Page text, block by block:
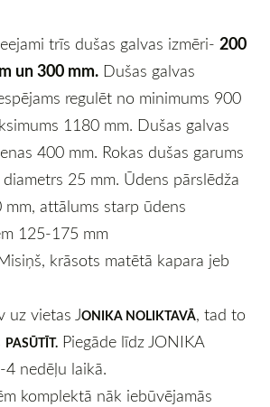
trīs dušas galvas izmēri- 200
un 300 mm. Dušas galvas
regulēt no minimums 900
1180 mm. Dušas galvas
400 mm. Rokas dušas garums
25 mm. Ūdens pārslēdža
mm, attālums starp ūdens
125-175 mm
krāsots matētā kapara jeb
uz vietas JONIKA NOLIKTAVĀ, tad to
PASŪTĪT. Piegāde līdz JONIKA
nedēļu laikā.
komplektā nāk iebūvējamās